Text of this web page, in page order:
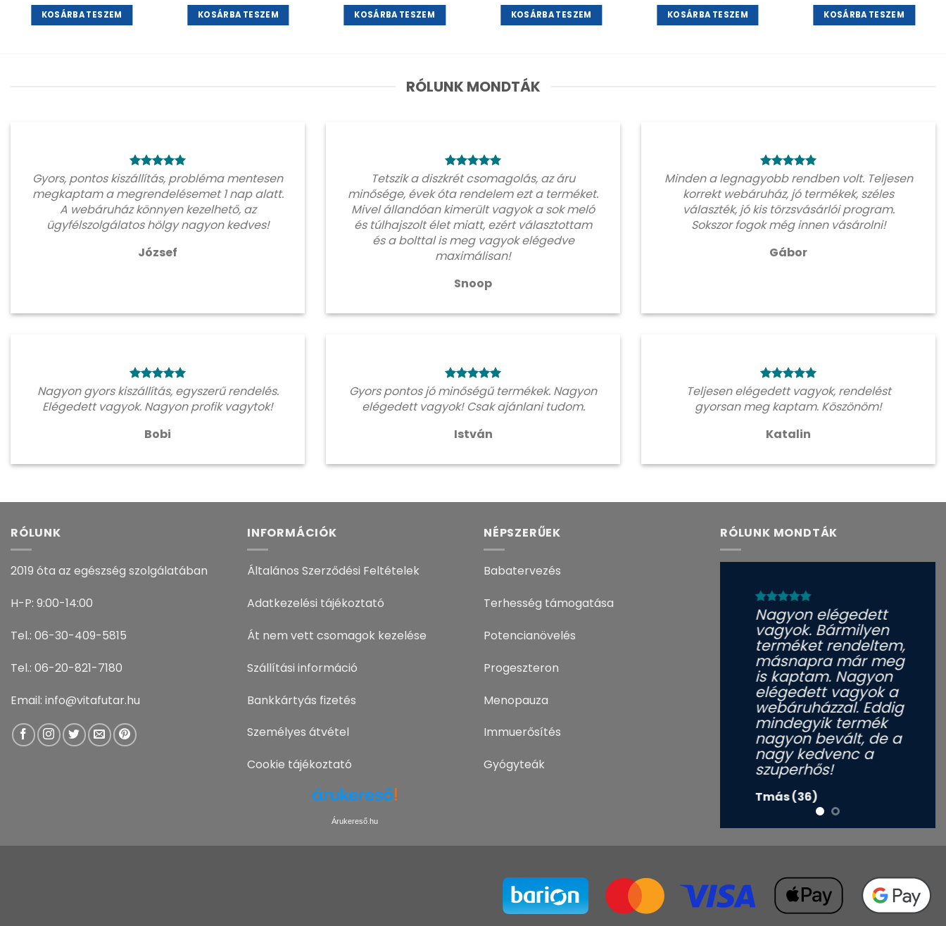
KOSÁRBA TESZEM KOSÁRBA TESZEM KOSÁRBA TESZEM KOSÁRBA TESZEM KOSÁRBA TESZEM KOSÁRBA TESZEM
RÓLUNK MONDTÁK
Gyors, pontos kiszállítás, probléma mentesen
megkaptam a megrendelésemet 1 nap alatt.
A webáruház könnyen kezelhető, az
ügyfélszolgálatos hölgy nagyon kedves!
József
Tetszik a diszkrét csomagolás, az áru
minősége, évek óta rendelem ezt a terméket.
Mivel állandóan kimerült vagyok a sok meló
és túlhajszolt élet miatt, ezért választottam
és a bolttal is meg vagyok elégedve
maximálisan!
Snoop
Minden a legnagyobb rendben volt. Teljesen
korrekt webáruház, jó termékek, széles
választék, jó kis törzsvásárlói program.
Sokszor fogok még innen vásárolni!
Gábor
Nagyon gyors kiszállítás, egyszerű rendelés.
Elégedett vagyok. Nagyon profik vagytok!
Bobi
Gyors pontos jó minőségű termékek. Nagyon
elégedett vagyok! Csak ajánlani tudom.
István
Teljesen elégedett vagyok, rendelést
gyorsan meg kaptam. Köszönöm!
Katalin
RÓLUNK
2019 óta az egészség szolgálatában
H-P: 9:00-14:00
Tel.: 06-30-409-5815
Tel.: 06-20-821-7180
Email: info@vitafutar.hu
INFORMÁCIÓK
Általános Szerződési Feltételek
Adatkezelési tájékoztató
Át nem vett csomagok kezelése
Szállítási információ
Bankkártyás fizetés
Személyes átvétel
Cookie tájékoztató
Árukereső.hu
NÉPSZERŰEK
Babatervezés
Terhesség támogatása
Potencianövelés
Progeszteron
Menopauza
Immuerősítés
Gyógyteák
RÓLUNK MONDTÁK
Nagyon elégedett
vagyok. Bármilyen
terméket rendeltem,
másnapra már meg
is kaptam. Nagyon
elégedett vagyok a
webáruházzal. Eddig
mindegyik termék
nagyon bevált, de a
nagy kedvenc a
szuperhős!
Tmás (36)